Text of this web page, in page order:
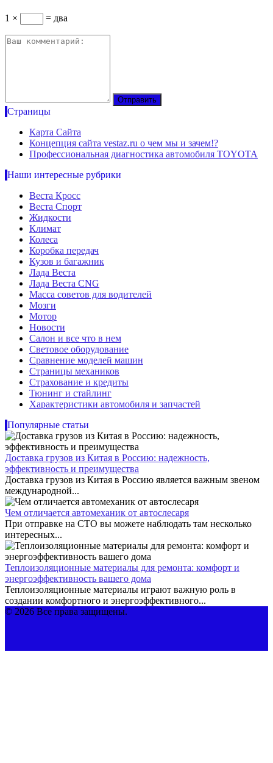
1 × = два
Страницы
Карта Сайта
Концепция сайта vestaz.ru о чем мы и зачем!?
Профессиональная диагностика автомобиля TOYOTA
Наши интересные рубрики
Веста Кросс
Веста Спорт
Жидкости
Климат
Колеса
Коробка передач
Кузов и багажник
Лада Веста
Лада Веста CNG
Масса советов для водителей
Мозги
Мотор
Новости
Салон и все что в нем
Световое оборудование
Сравнение моделей машин
Страницы механиков
Страхование и кредиты
Тюнинг и стайлинг
Характеристики автомобиля и запчастей
Популярные статьи
Доставка грузов из Китая в Россию: надежность,
эффективность и преимущества
Доставка грузов из Китая в Россию является важным звеном
международной...
Чем отличается автомеханик от автослесаря
При отправке на СТО вы можете наблюдать там несколько
интересных...
Теплоизоляционные материалы для ремонта: комфорт и
энергоэффективность вашего дома
Теплоизоляционные материалы играют важную роль в
создании комфортного и энергоэффективного...
© 2026 Все права защищены.